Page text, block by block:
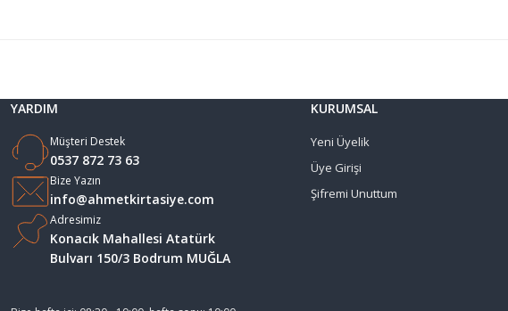
YARDIM
Müşteri Destek
0537 872 73 63
Bize Yazın
info@ahmetkirtasiye.com
Adresimiz
Konacık Mahallesi Atatürk
Bulvarı 150/3 Bodrum MUĞLA
KURUMSAL
Yeni Üyelik
Üye Girişi
Şifremi Unuttum